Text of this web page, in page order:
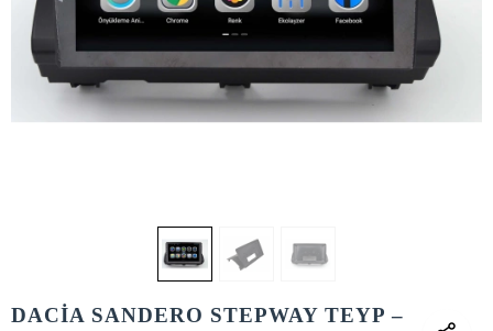
DACİA SANDERO STEPWAY TEYP –